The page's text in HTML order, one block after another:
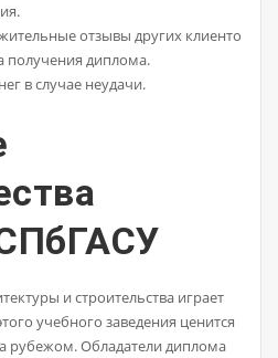
отзывы других клиентов.
получения диплома.
в случае неудачи.
и строительства играет
учебного заведения ценится
рубежом. Обладатели диплома